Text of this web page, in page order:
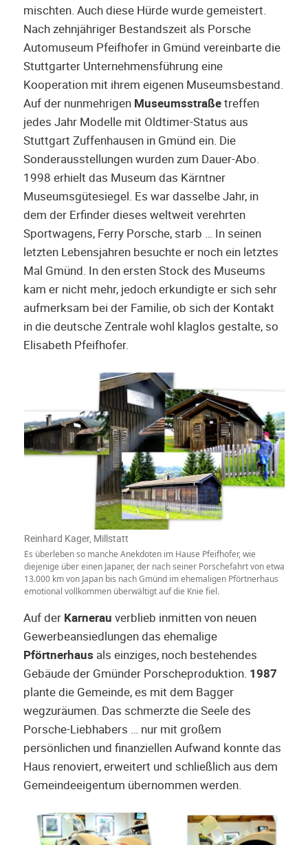
mischten. Auch diese Hürde wurde gemeistert.
Nach zehnjähriger Bestandszeit als Porsche
Automuseum Pfeifhofer in Gmünd vereinbarte die
Stuttgarter Unternehmensführung eine
Kooperation mit ihrem eigenen Museumsbestand.
Auf der nunmehrigen Museumsstraßetreffen
jedes Jahr Modelle mit Oldtimer-Status aus
Stuttgart Zuffenhausen in Gmünd ein. Die
Sonderausstellungen wurden zum Dauer-Abo.
1998 erhielt das Museum das Kärntner
Museumsgütesiegel. Es war dasselbe Jahr, in
dem der Erfinder dieses weltweit verehrten
Sportwagens, Ferry Porsche, starb … In seinen
letzten Lebensjahren besuchte er noch ein letztes
Mal Gmünd. In den ersten Stock des Museums
kam er nicht mehr, jedoch erkundigte er sich sehr
aufmerksam bei der Familie, ob sich der Kontakt
in die deutsche Zentrale wohl klaglos gestalte, so
Elisabeth Pfeifhofer.
Reinhard Kager, Millstatt
Es überleben so manche Anekdoten im Hause Pfeifhofer, wie
diejenige über einen Japaner, der nach seiner Porschefahrt von etwa
13.000 km von Japan bis nach Gmünd im ehemaligen Pförtnerhaus
emotional vollkommen überwältigt auf die Knie fiel.
Auf der Karnerau verblieb inmitten von neuen
Gewerbeansiedlungen das ehemalige
Pförtnerhaus als einziges, noch bestehendes
Gebäude der Gmünder Porscheproduktion. 1987
plante die Gemeinde, es mit dem Bagger
wegzuräumen. Das schmerzte die Seele des
Porsche-Liebhabers … nur mit großem
persönlichen und finanziellen Aufwand konnte das
Haus renoviert, erweitert und schließlich aus dem
Gemeindeeigentum übernommen werden.